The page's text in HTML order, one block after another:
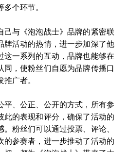
个环节。
己与《泡泡战士》品牌的紧密联
牌活动的热情，进一步加深了他
这一系列的互动，品牌也能够在
同，使粉丝们自愿为品牌传播口
广者。
平、公正、公开的方式，所有参
此的表现和评分，确保了活动的
粉丝们可以通过投票、评论、
的参赛者，进一步推动了活动的